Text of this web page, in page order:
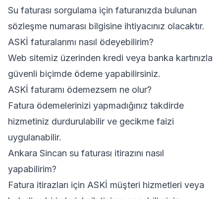
Su faturası sorgulama için faturanızda bulunan
sözleşme numarası bilgisine ihtiyacınız olacaktır.
ASKİ faturalarımı nasıl ödeyebilirim?
Web sitemiz üzerinden kredi veya banka kartınızla
güvenli biçimde ödeme yapabilirsiniz.
ASKİ faturamı ödemezsem ne olur?
Fatura ödemelerinizi yapmadığınız takdirde
hizmetiniz durdurulabilir ve gecikme faizi
uygulanabilir.
Ankara Sincan su faturası itirazını nasıl
yapabilirim?
Fatura itirazları için ASKİ müşteri hizmetleri veya